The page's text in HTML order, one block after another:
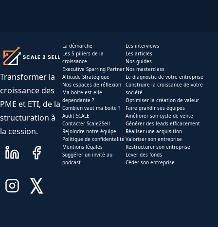
Transformer la
croissance des
PME et ETI, de la
structuration à
la cession.
La démarche
Les 5 piliers de la
croissance
Executive Sparring Partner
Altitude Stratégique
Nos espaces de réflexion
Ma boite est-elle
dependante ?
Combien vaut ma boite ?
Audit SCALE
Contacter Scale2Sell
Rejoindre notre équipe
Politique de confidentalité
Mentions légales
Suggérer un invité au
podcast
Les interviews
Les articles
Nos guides
Nos masterclass
Le diagnostic de votre entreprise
Construire la croissance de votre
société
Optimiser la création de valeur
Faire grandir ses équipes
Améliorer son cycle de vente
Générer des leads efficacement
Réaliser une acquisition
Valoriser son entreprise
Restructurer son entreprise
Lever des fonds
Céder son entreprise